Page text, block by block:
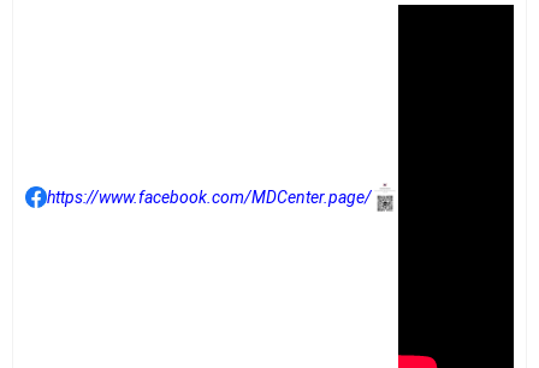
https://www.facebook.com/MDCenter.page/